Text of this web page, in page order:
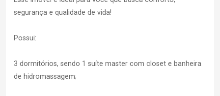
segurança e qualidade de vida!
Possui:
3 dormitórios, sendo 1 suíte master com closet e banheira
de hidromassagem;